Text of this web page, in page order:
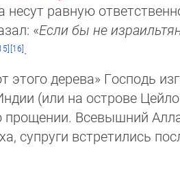
не­сут рав­ную
«Ес­ли бы не
.
этого дерева» Господь
(или на острове
прощении. Всевышний
супруги встре­тились